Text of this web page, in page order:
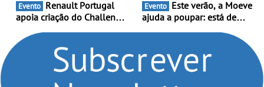
Evento
apoia criação do Challenge
compromisso com o
automobilismo nacional
continua em 2026
Evento
ajuda a poupar: está de
Volta” com descontos de